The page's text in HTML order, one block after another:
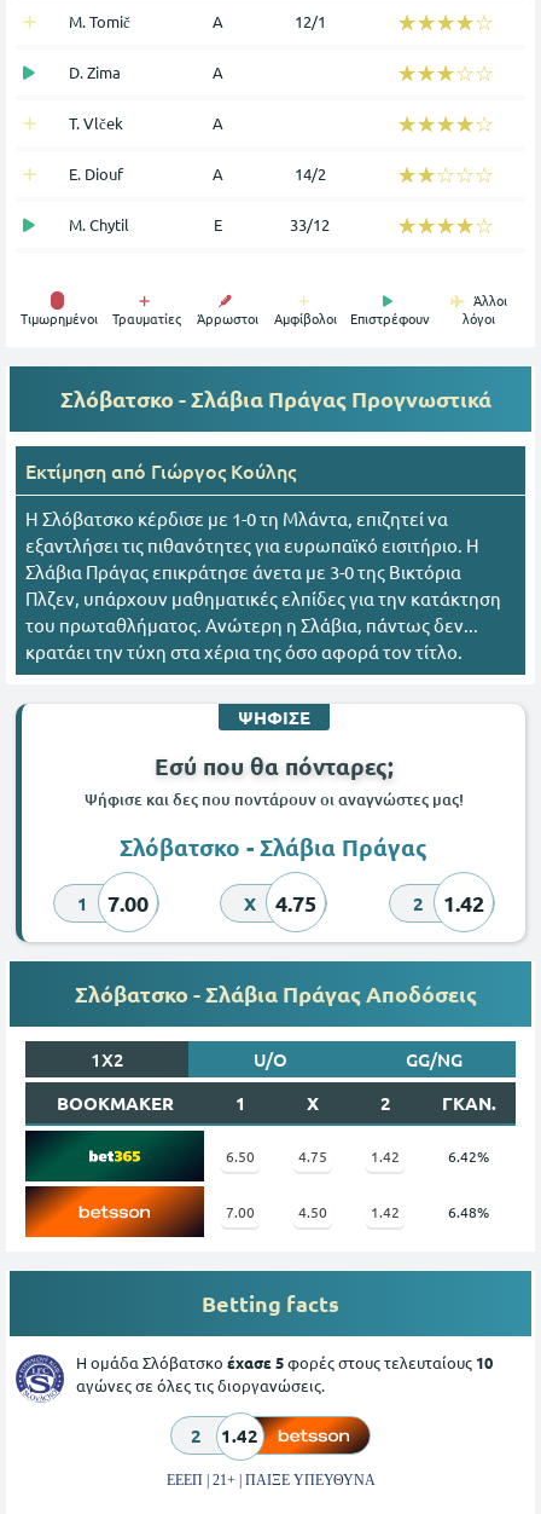
M. Tomič Α 12/1 ☆☆☆☆☆
★★★★★
D. Zima Α ☆☆☆☆☆
★★★★★
T. Vlček Α ☆☆☆☆☆
★★★★★
E. Diouf Α 14/2 ☆☆☆☆☆
★★★★★
M. Chytil Ε 33/12 ☆☆☆☆☆
★★★★★
Tιμωρημένοι Τραυματίες Άρρωστοι Αμφίβολοι Επιστρέφουν
Άλλοι
λόγοι
Σλόβατσκο - Σλάβια Πράγας Προγνωστικά
Εκτίμηση από Γιώργος Κούλης
Η Σλόβατσκο κέρδισε με 1-0 τη Μλάντα, επιζητεί να
εξαντλήσει τις πιθανότητες για ευρωπαϊκό εισιτήριο. Η
Σλάβια Πράγας επικράτησε άνετα με 3-0 της Βικτόρια
Πλζεν, υπάρχουν μαθηματικές ελπίδες για την κατάκτηση
του πρωταθλήματος. Ανώτερη η Σλάβια, πάντως δεν...
κρατάει την τύχη στα χέρια της όσο αφορά τον τίτλο.
ΨΗΦΙΣΕ
Εσύ που θα πόνταρες;
Ψήφισε και δες που ποντάρουν οι αναγνώστες μας!
Σλόβατσκο - Σλάβια Πράγας
1 7.00 X 4.75 2 1.42
Σλόβατσκο - Σλάβια Πράγας Αποδόσεις
1X2 U/O
GG/NG
BOOKMAKER
1 X 2 ΓΚΑΝ.
6.50 4.75 1.42 6.42%
7.00 4.50 1.42 6.48%
Betting facts
Η ομάδα Σλόβατσκο έχασε 5φορές στους τελευταίους 10
αγώνες σε όλες τις διοργανώσεις.
2 1.42
ΕΕΕΠ | 21+ | ΠΑΙΞΕ ΥΠΕΥΘΥΝΑ